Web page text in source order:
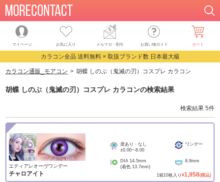
マイページ お気に入り メルマガ・割引 お買い物ガイド カート
カラコン全品 送料無料 × 取扱ブランド数 日本最大級
カラコン通販_モアコン 胡蝶 しのぶ（鬼滅の刃）コスプレ カラコン
胡蝶 しのぶ（鬼滅の刃）コスプレ カラコンの検索結果
検索結果 5件
エティアレオーヴワンデー
チャロアイト
度あり・なし
±0.00~-8.00
ワンデー
DIA 14.5mm
(着色 13.7mm)
8.8mm
1箱10枚入り ¥1,958(税込)